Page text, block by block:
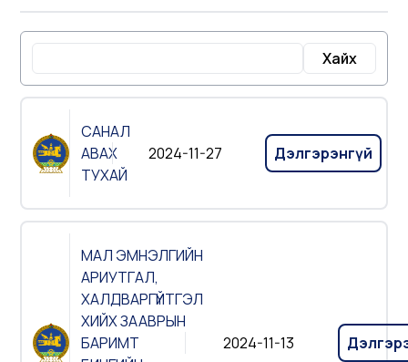
Хайх
САНАЛ
АВАХ
ТУХАЙ
2024-11-27 Дэлгэрэнгүй
МАЛ ЭМНЭЛГИЙН
АРИУТГАЛ,
ХАЛДВАРГҮЙТГЭЛ
ХИЙХ ЗААВРЫН
БАРИМТ
2024-11-13